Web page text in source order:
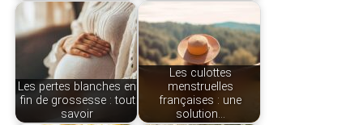
Les pertes blanches en
fin de grossesse : tout
savoir
Les culottes
menstruelles
françaises : une
solution…